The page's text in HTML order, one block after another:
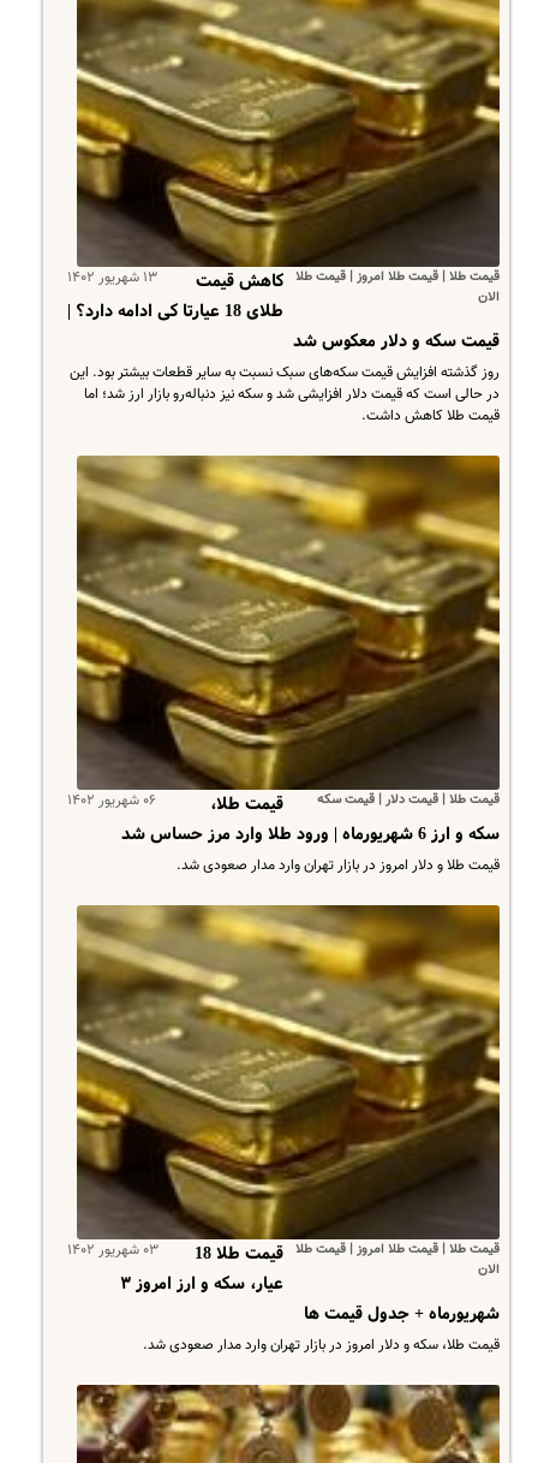
قیمت طلا | قیمت طلا امروز | قیمت طلا
الان
۱۳ شهریور ۱۴۰۲
کاهش قیمت
طلای 18 عیارتا کی ادامه دارد؟ |
قیمت سکه و دلار معکوس شد
روز گذشته افزایش قیمت سکه‌های سبک نسبت به سایر قطعات بیشتر بود. این
در حالی است که قیمت دلار افزایشی شد و سکه نیز دنباله‌رو بازار ارز شد؛ اما
قیمت طلا کاهش داشت.
قیمت طلا | قیمت دلار | قیمت سکه ۰۶ شهریور ۱۴۰۲
قیمت طلا،
سکه و ارز 6 شهریورماه | ورود طلا وارد مرز حساس شد
قیمت طلا و دلار امروز در بازار تهران وارد مدار صعودی شد.
قیمت طلا | قیمت طلا امروز | قیمت طلا
الان
۰۳ شهریور ۱۴۰۲
قیمت طلا 18
عیار، سکه و ارز امروز ۳
شهریورماه + جدول قیمت ها
قیمت طلا، سکه و دلار امروز در بازار تهران وارد مدار صعودی شد.